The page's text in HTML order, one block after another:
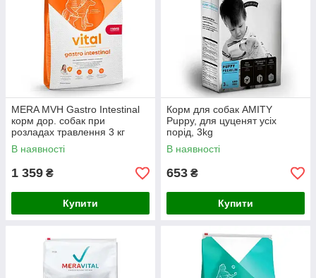
MERA MVH Gastro Intestinal
корм дор. собак при
розладах травлення 3 кг
В наявності
1 359 ₴
Купити
Корм для собак AMITY
Puppy, для цуценят усіх
порід, 3kg
В наявності
653 ₴
Купити